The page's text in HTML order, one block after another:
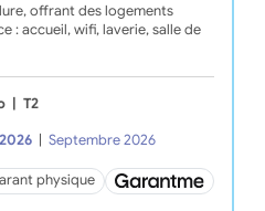
offrant des logements
: accueil, wifi, laverie, salle de
T2
Septembre 2026
physique